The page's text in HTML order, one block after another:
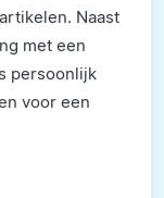
Naast
met een
persoonlijk
voor een